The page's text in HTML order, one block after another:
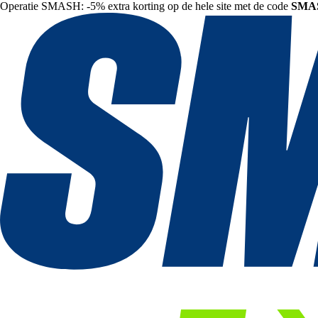
Operatie SMASH: -5% extra korting op de hele site met de code